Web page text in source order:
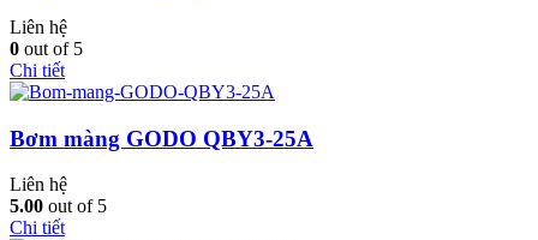
Liên hệ
0 out of 5
Chi tiết
Bơm màng GODO QBY3-25A
Liên hệ
5.00 out of 5
Chi tiết